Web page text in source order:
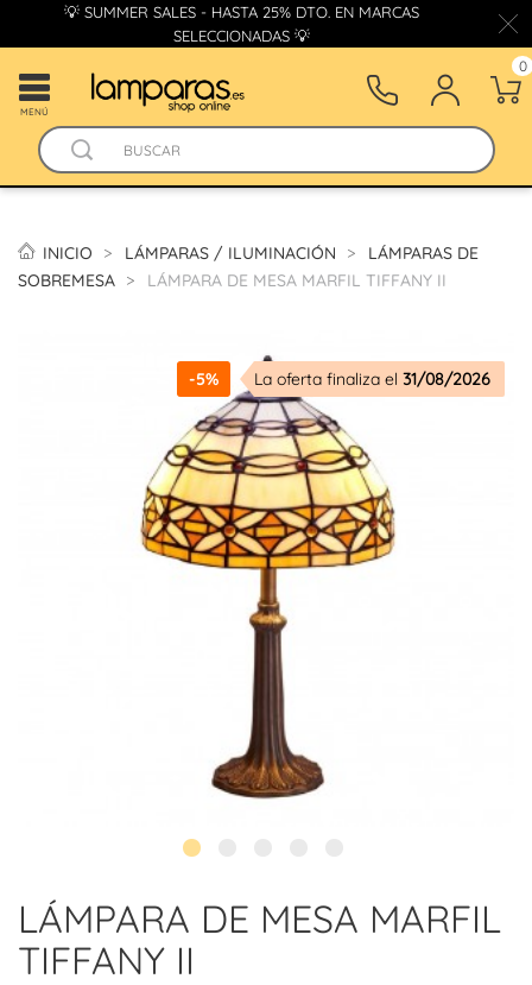
💡 SUMMER SALES - HASTA 25% DTO. EN MARCAS
SELECCIONADAS 💡
MENÚ
0
INICIO LÁMPARAS / ILUMINACIÓN
LÁMPARAS DE
SOBREMESA
LÁMPARA DE MESA MARFIL TIFFANY II
-5% La oferta finaliza el 31/08/2026
LÁMPARA DE MESA MARFIL
TIFFANY II